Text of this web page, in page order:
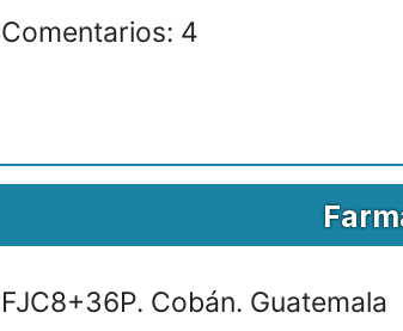
Comentarios: 4
FJC8+36P. Cobán. Guatemala